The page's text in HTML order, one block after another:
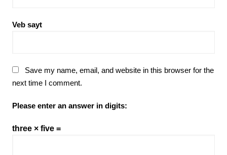
Veb sayt
Save my name, email, and website in this browser for the
next time I comment.
Please enter an answer in digits:
three × five =